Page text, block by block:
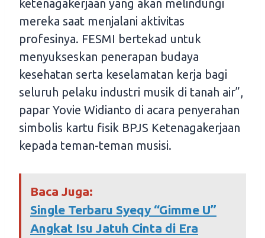
ketenagakerjaan yang akan melindungi
mereka saat menjalani aktivitas
profesinya. FESMI bertekad untuk
menyukseskan penerapan budaya
kesehatan serta keselamatan kerja bagi
seluruh pelaku industri musik di tanah air”,
papar Yovie Widianto di acara penyerahan
simbolis kartu fisik BPJS Ketenagakerjaan
kepada teman-teman musisi.
Baca Juga:
Single Terbaru Syeqy “Gimme U”
Angkat Isu Jatuh Cinta di Era